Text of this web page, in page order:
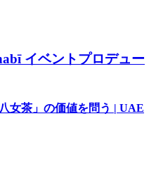
イベントプロデュー
女茶」の価値を問う | UAE